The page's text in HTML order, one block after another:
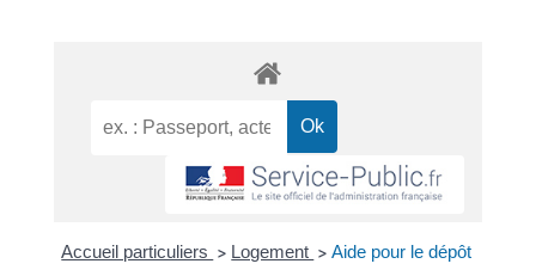
Accueil particuliers > Logement > Aide pour le dépôt